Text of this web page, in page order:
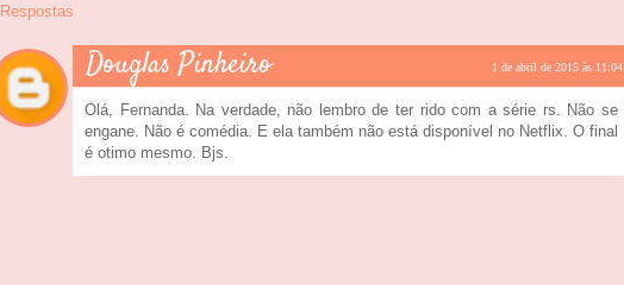
Respostas
Douglas Pinheiro 1 de abril de 2015 às 11:04
Olá, Fernanda. Na verdade, não lembro de ter rido com a série rs. Não se
engane. Não é comédia. E ela também não está disponível no Netflix. O final
é otimo mesmo. Bjs.